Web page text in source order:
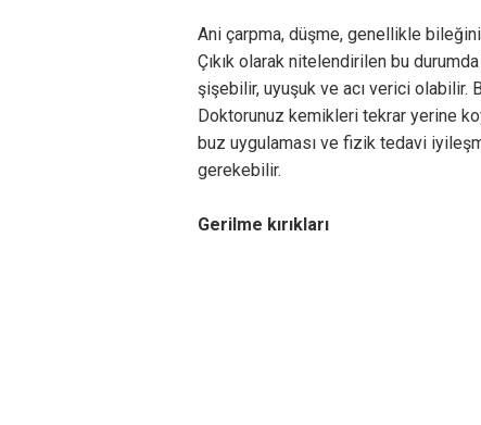
Ani çarpma, düşme, genellikle
Çıkık olarak nitelendirilen bu
şişebilir, uyuşuk ve acı verici olabilir.
Doktorunuz kemikleri tekrar yerine
buz uygulaması ve fizik tedavi
gerekebilir.
Gerilme kırıkları